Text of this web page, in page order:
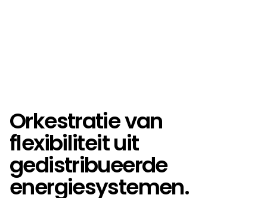
Orkestratie van
flexibiliteit uit
gedistribueerde
energiesystemen.